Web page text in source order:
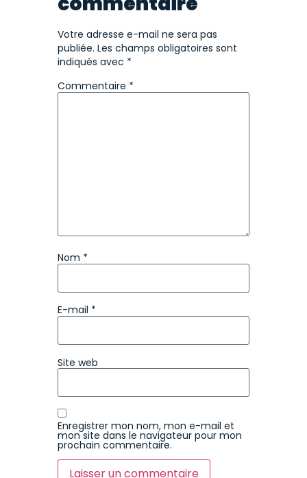
Votre adresse e-mail ne sera pas
publiée. Les champs obligatoires sont
indiqués avec *
Commentaire *
Nom *
E-mail *
Site web
Enregistrer mon nom, mon e-mail et
mon site dans le navigateur pour mon
prochain commentaire.